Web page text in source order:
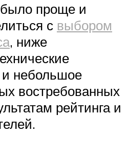
проще и
с выбором
, ниже
и небольшое
востребованных
рейтинга и